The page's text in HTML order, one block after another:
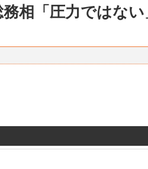
務相「圧力ではな